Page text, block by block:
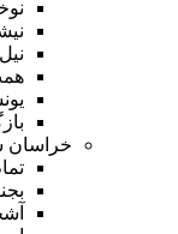
خراسان